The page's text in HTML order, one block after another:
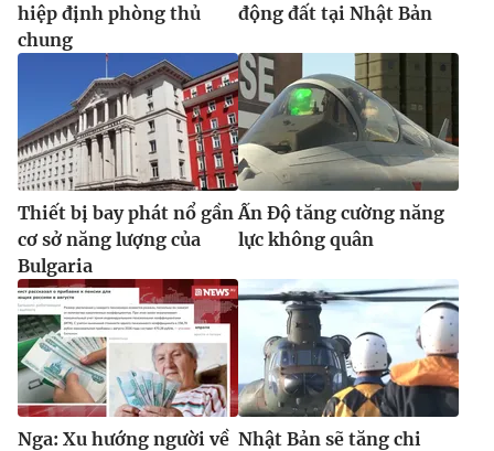
hiệp định phòng thủ
chung
động đất tại Nhật Bản
Thiết bị bay phát nổ gần
cơ sở năng lượng của
Bulgaria
Ấn Độ tăng cường năng
lực không quân
Nga: Xu hướng người về Nhật Bản sẽ tăng chi